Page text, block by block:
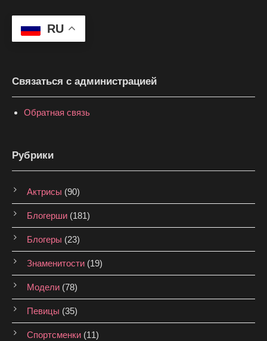
RU
Связаться с администрацией
Обратная связь
Рубрики
Актрисы (90)
Блогерши (181)
Блогеры (23)
Знаменитости (19)
Модели (78)
Певицы (35)
Спортсменки (11)